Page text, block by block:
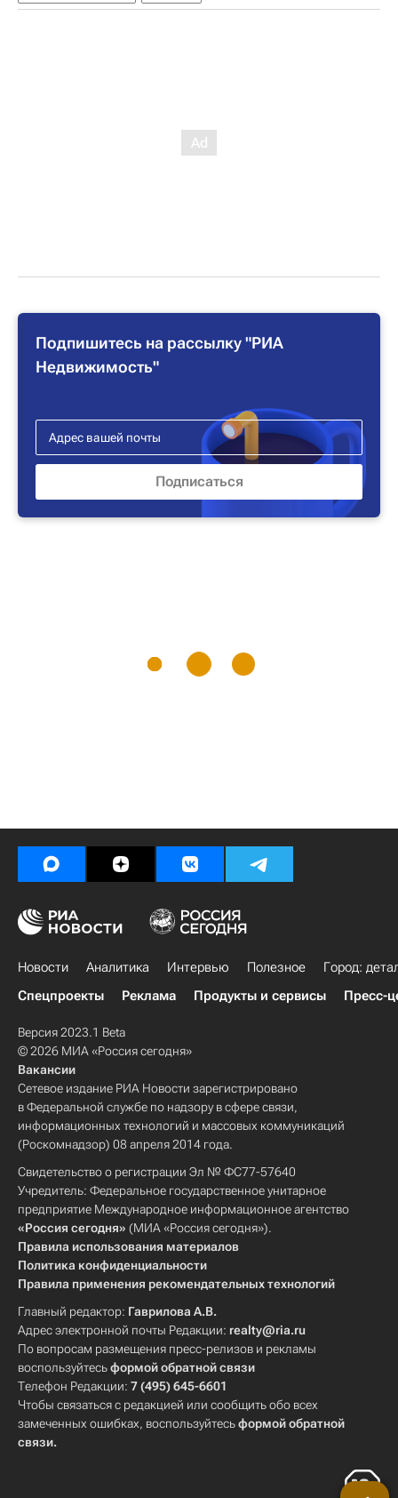
Подпишитесь на рассылку "РИА
Недвижимость"
Новости Аналитика Интервью Полезное
Город:
Спецпроекты
Реклама Продукты и сервисы Пресс-
Версия 2023.1 Beta
© 2026 МИА «Россия сегодня»
Вакансии
Сетевое издание РИА Новости зарегистрировано
в Федеральной службе по надзору в сфере связи,
информационных технологий и массовых коммуникаций
(Роскомнадзор) 08 апреля 2014 года.
Свидетельство о регистрации Эл № ФС77-57640
Учредитель: Федеральное государственное унитарное
предприятие Международное информационное агентство
«Россия сегодня» (МИА «Россия сегодня»).
Правила использования материалов
Политика конфиденциальности
Правила применения рекомендательных технологий
Главный редактор: Гаврилова А.В.
Адрес электронной почты Редакции: realty@ria.ru
По вопросам размещения пресс-релизов и рекламы
воспользуйтесьформой обратной связи
Телефон Редакции: 7 (495) 645-6601
Чтобы связаться с редакцией или сообщить обо всех
замеченных ошибках, воспользуйтесьформой обратной
связи.